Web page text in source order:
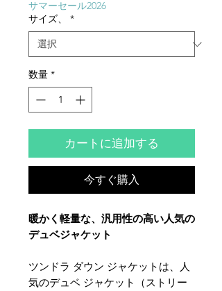
格
サマーセール2026
サイズ、
*
数量 *
カートに追加する
今すぐ購入
暖かく軽量な、汎用性の高い人気の
デュベジャケット
ツンドラ ダウン ジャケットは、人
気のデュベ ジャケット（ストリー